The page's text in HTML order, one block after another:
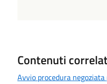
Contenuti
Avvio procedura